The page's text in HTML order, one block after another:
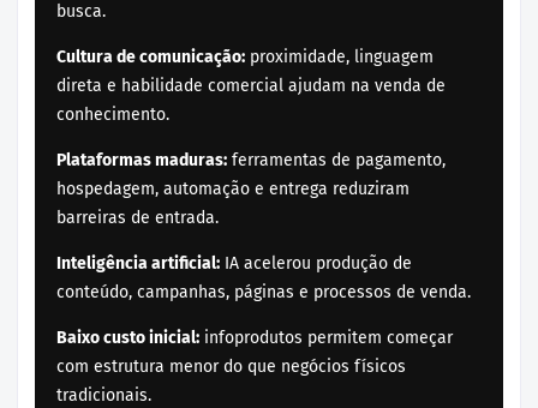
busca.
Cultura de comunicação: proximidade, linguagem
direta e habilidade comercial ajudam na venda de
conhecimento.
Plataformas maduras: ferramentas de pagamento,
hospedagem, automação e entrega reduziram
barreiras de entrada.
Inteligência artificial: IA acelerou produção de
conteúdo, campanhas, páginas e processos de venda.
Baixo custo inicial: infoprodutos permitem começar
com estrutura menor do que negócios físicos
tradicionais.